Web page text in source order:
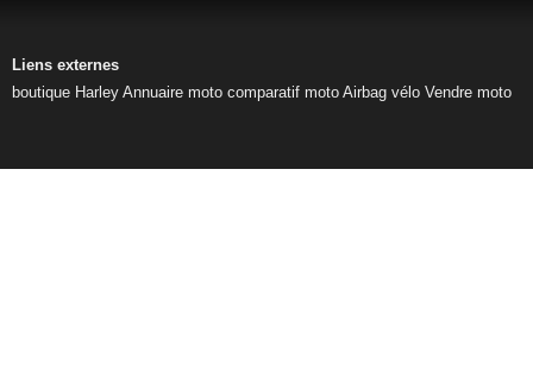
Liens externes
boutique Harley Annuaire moto comparatif moto Airbag vélo Vendre moto